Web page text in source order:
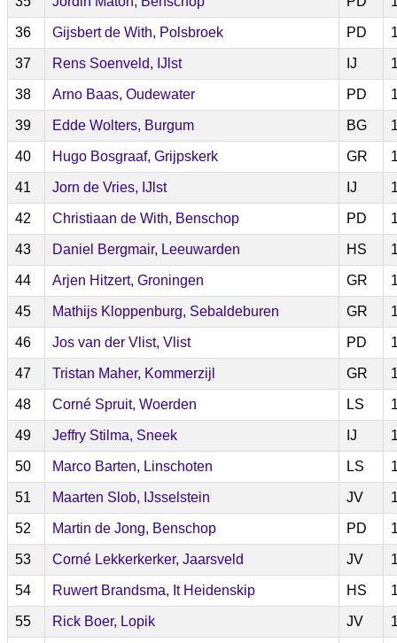
36 Gijsbert de With, Polsbroek PD
37 Rens Soenveld, IJlst IJ
38 Arno Baas, Oudewater PD
39 Edde Wolters, Burgum BG
40 Hugo Bosgraaf, Grijpskerk GR
41 Jorn de Vries, IJlst IJ
42 Christiaan de With, Benschop PD
43 Daniel Bergmair, Leeuwarden HS
44 Arjen Hitzert, Groningen GR
45 Mathijs Kloppenburg, Sebaldeburen GR
46 Jos van der Vlist, Vlist PD
47 Tristan Maher, Kommerzijl GR
48 Corné Spruit, Woerden LS
49 Jeffry Stilma, Sneek IJ
50 Marco Barten, Linschoten LS
51 Maarten Slob, IJsselstein JV
52 Martin de Jong, Benschop PD
53 Corné Lekkerkerker, Jaarsveld JV
54 Ruwert Brandsma, It Heidenskip HS
55 Rick Boer, Lopik JV